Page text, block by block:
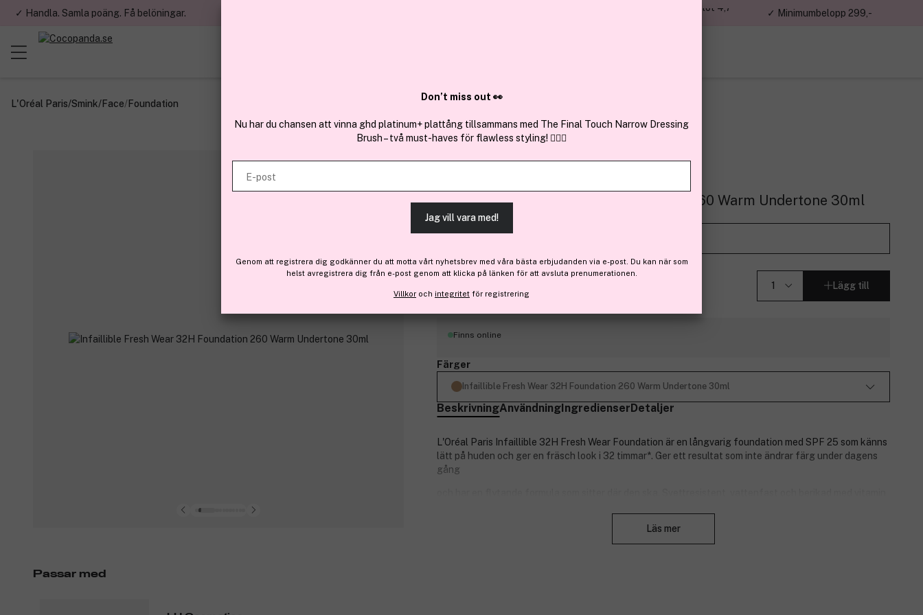
✓ Handla. Samla poäng. Få belöningar.
✓ Över 1,5 miljon kunder – Trustpilot 4,7
✓ Minimumbelopp 299,-
L'Oréal Paris/Smink/Face/Foundation
Infaillible Fresh Wear 32H Foundation 260 Warm Undertone 30ml
190 kr Lägg till
Finns online
Färger
Infaillible Fresh Wear 32H Foundation 260 Warm Undertone 30ml
BeskrivningAnvändningIngredienserDetaljer
L'Oréal Paris Infaillible 32H Fresh Wear Foundation är en långvarig foundation med SPF 25 som känns
lätt på huden och ger en fräsch look i 32 timmar*. Ger ett resultat som inte ändrar färg under dagens
gång
Luftig formula som känns lätt på huden med en smidig textur som ger medium till full täckning.
Läs mer
Passar med
Don’t miss out 👀
Nu har du chansen att vinna ghd platinum+ plattång tillsammans med The Final Touch Narrow Dressing
Brush – två must-haves för flawless styling! 💇‍♀️✨
E-post
Jag vill vara med!
Genom att registrera dig godkänner du att motta vårt nyhetsbrev med våra bästa erbjudanden via e-post. Du kan när som
helst avregistrera dig från e-post genom att klicka på länken för att avsluta prenumerationen.
Villkor och integritet för registrering